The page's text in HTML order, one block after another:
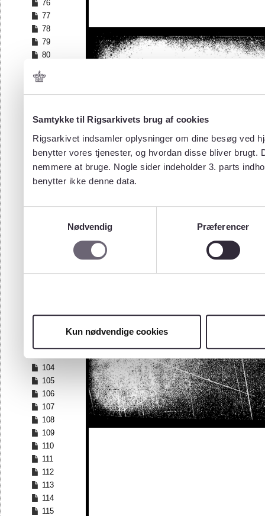
Samtykke til Rigsarkivets brug af cookies
Rigsarkivet indsamler oplysninger om dine besøg ved
benytter vores tjenester, og hvordan disse bliver
nemmere at bruge. Nogle sider indeholder 3. parts
benytter ikke denne data.
Nødvendig
Præferencer
Kun nødvendige cookies
76
77
78
79
80
82
83
85
87
88
89
90
97
100
104
105
106
107
108
109
110
111
112
113
114
115